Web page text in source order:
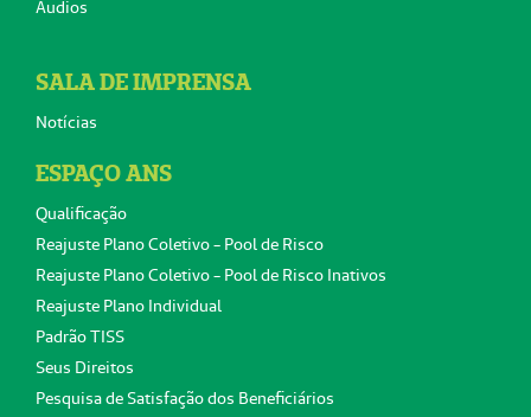
Áudios
SALA DE IMPRENSA
Notícias
ESPAÇO ANS
Qualificação
Reajuste Plano Coletivo - Pool de Risco
Reajuste Plano Coletivo - Pool de Risco Inativos
Reajuste Plano Individual
Padrão TISS
Seus Direitos
Pesquisa de Satisfação dos Beneficiários